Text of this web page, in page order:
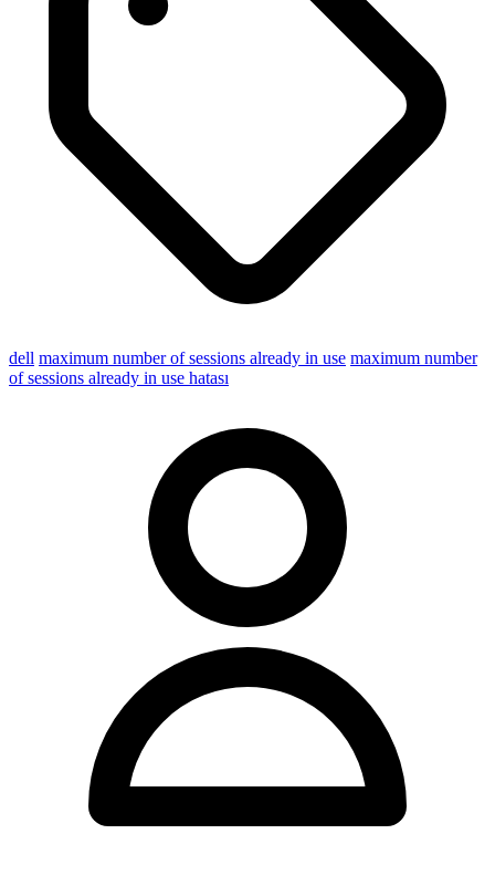
dell maximum number of sessions already in use maximum number
of sessions already in use hatası